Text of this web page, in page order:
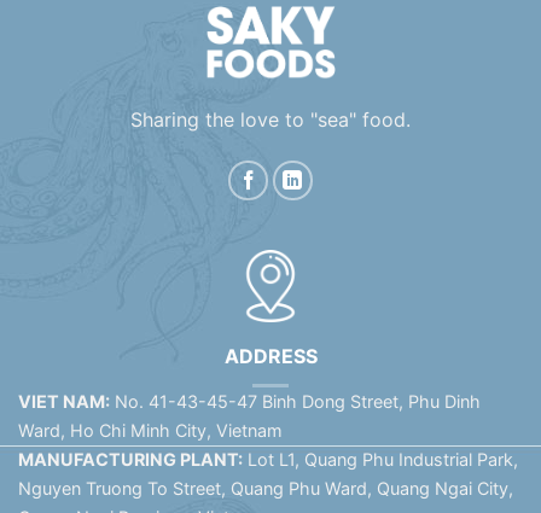
Sharing the love to "sea" food.
ADDRESS
VIET NAM: No. 41-43-45-47 Binh Dong Street, Phu Dinh
Ward, Ho Chi Minh City, Vietnam
MANUFACTURING PLANT: Lot L1, Quang Phu Industrial Park,
Nguyen Truong To Street, Quang Phu Ward, Quang Ngai City,